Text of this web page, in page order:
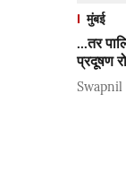
मुंबई
...तर
प्रदूषण
Swapnil